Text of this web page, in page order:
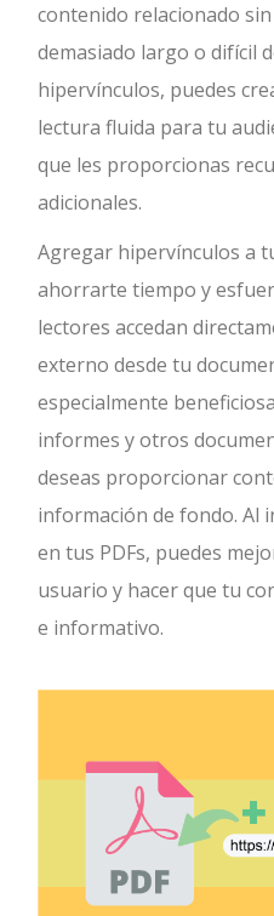
contenido relacionado
demasiado largo o difícil
hipervínculos, puedes
lectura fluida para tu
que les proporcionas
adicionales.
Agregar hipervínculos a
ahorrarte tiempo y
lectores accedan
externo desde tu
especialmente
informes y otros
deseas proporcionar
información de fondo. Al
en tus PDFs, puedes
usuario y hacer que tu
e informativo.